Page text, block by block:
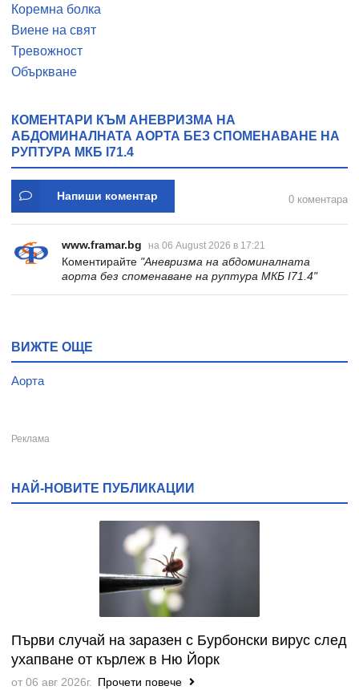
Коремна болка
Виене на свят
Тревожност
Объркване
КОМЕНТАРИ КЪМ АНЕВРИЗМА НА
АБДОМИНАЛНАТА АОРТА БЕЗ СПОМЕНАВАНЕ НА
РУПТУРА МКБ I71.4
Напиши коментар 0 коментара
www.framar.bg на 06 August 2026 в 17:21
Коментирайте "Аневризма на абдоминалната
аорта без споменаване на руптура МКБ I71.4"
ВИЖТЕ ОЩЕ
Аорта
НАЙ-НОВИТЕ ПУБЛИКАЦИИ
Първи случай на заразен с Бурбонски вирус след
ухапване от кърлеж в Ню Йорк
от 06 авг 2026г. Прочети повече